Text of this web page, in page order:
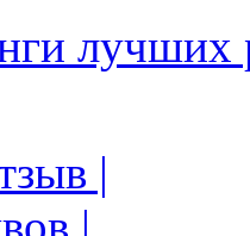
лучших
|
|